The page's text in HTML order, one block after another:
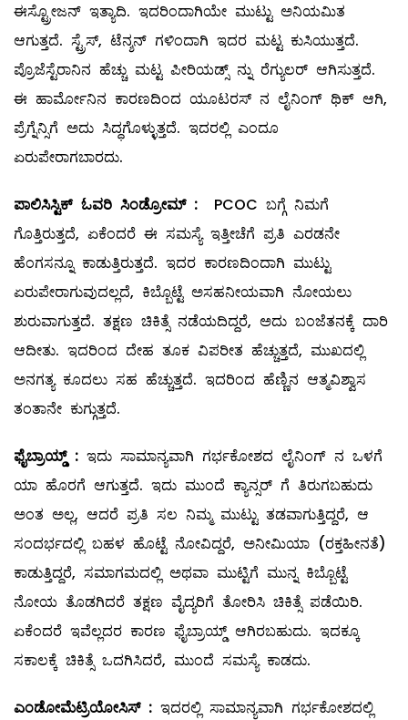
ಈಸ್ಟ್ರೋಜನ್‌ ಇತ್ಯಾದಿ. ಇದರಿಂದಾಗಿಯೇ ಮುಟ್ಟು ಅನಿಯಮಿತ
ಆಗುತ್ತದೆ. ಸ್ಟ್ರೆಸ್‌, ಟೆನ್ಶನ್‌ ಗಳಿಂದಾಗಿ ಇದರ ಮಟ್ಟ ಕುಸಿಯುತ್ತದೆ.
ಪ್ರೊಜೆಸ್ಟೆರಾನಿನ ಹೆಚ್ಚು ಮಟ್ಟ ಪೀರಿಯಡ್ಸ್ ನ್ನು ರೆಗ್ಯುಲರ್‌ ಆಗಿಸುತ್ತದೆ.
ಈ ಹಾರ್ಮೋನಿನ ಕಾರಣದಿಂದ ಯೂಟರಸ್‌ ನ ಲೈನಿಂಗ್‌ ಥಿಕ್‌ ಆಗಿ,
ಪ್ರೆಗ್ನೆನ್ಸಿಗೆ ಅದು ಸಿದ್ಧಗೊಳ್ಳುತ್ತದೆ. ಇದರಲ್ಲಿ ಎಂದೂ
ಏರುಪೇರಾಗಬಾರದು.
ಪಾಲಿಸಿಸ್ಟಿಕ್‌ ಓವರಿ ಸಿಂಡ್ರೋಮ್ : PCOC ಬಗ್ಗೆ ನಿಮಗೆ
ಗೊತ್ತಿರುತ್ತದೆ, ಏಕೆಂದರೆ ಈ ಸಮಸ್ಯೆ ಇತ್ತೀಚೆಗೆ ಪ್ರತಿ ಎರಡನೇ
ಹೆಂಗಸನ್ನೂ ಕಾಡುತ್ತಿರುತ್ತದೆ. ಇದರ ಕಾರಣದಿಂದಾಗಿ ಮುಟ್ಟು
ಏರುಪೇರಾಗುವುದಲ್ಲದೆ, ಕಿಬ್ಬೊಟ್ಟೆ ಅಸಹನೀಯವಾಗಿ ನೋಯಲು
ಶುರುವಾಗುತ್ತದೆ. ತಕ್ಷಣ ಚಿಕಿತ್ಸೆ ನಡೆಯದಿದ್ದರೆ, ಅದು ಬಂಜೆತನಕ್ಕೆ ದಾರಿ
ಆದೀತು. ಇದರಿಂದ ದೇಹ ತೂಕ ವಿಪರೀತ ಹೆಚ್ಚುತ್ತದೆ, ಮುಖದಲ್ಲಿ
ಅನಗತ್ಯ ಕೂದಲು ಸಹ ಹೆಚ್ಚುತ್ತದೆ. ಇದರಿಂದ ಹೆಣ್ಣಿನ ಆತ್ಮವಿಶ್ವಾಸ
ತಂತಾನೇ ಕುಗ್ಗುತ್ತದೆ.
ಫೈಬ್ರಾಯ್ಡ್: ಇದು ಸಾಮಾನ್ಯವಾಗಿ ಗರ್ಭಕೋಶದ ಲೈನಿಂಗ್‌ ನ ಒಳಗೆ
ಯಾ ಹೊರಗೆ ಆಗುತ್ತದೆ. ಇದು ಮುಂದೆ ಕ್ಯಾನ್ಸರ್‌ ಗೆ ತಿರುಗಬಹುದು
ಅಂತ ಅಲ್ಲ, ಆದರೆ ಪ್ರತಿ ಸಲ ನಿಮ್ಮ ಮುಟ್ಟು ತಡವಾಗುತ್ತಿದ್ದರೆ, ಆ
ಸಂದರ್ಭದಲ್ಲಿ ಬಹಳ ಹೊಟ್ಟೆ ನೋವಿದ್ದರೆ, ಅನೀಮಿಯಾ (ರಕ್ತಹೀನತೆ)
ಕಾಡುತ್ತಿದ್ದರೆ, ಸಮಾಗಮದಲ್ಲಿ ಅಥವಾ ಮುಟ್ಟಿಗೆ ಮುನ್ನ ಕಿಬ್ಬೊಟ್ಟೆ
ನೋಯ ತೊಡಗಿದರೆ ತಕ್ಷಣ ವೈದ್ಯರಿಗೆ ತೋರಿಸಿ ಚಿಕಿತ್ಸೆ ಪಡೆಯಿರಿ.
ಏಕೆಂದರೆ ಇವೆಲ್ಲದರ ಕಾರಣ ಫೈಬ್ರಾಯ್ಡ್ ಆಗಿರಬಹುದು. ಇದಕ್ಕೂ
ಸಕಾಲಕ್ಕೆ ಚಿಕಿತ್ಸೆ ಒದಗಿಸಿದರೆ, ಮುಂದೆ ಸಮಸ್ಯೆ ಕಾಡದು.
ಎಂಡೋಮೆಟ್ರಿಯೋಸಿಸ್‌ : ಇದರಲ್ಲಿ ಸಾಮಾನ್ಯವಾಗಿ ಗರ್ಭಕೋಶದಲ್ಲಿ